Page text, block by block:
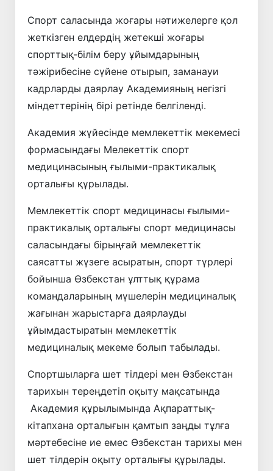
Спорт саласында жоғары нәтижелерге қол
жеткізген елдердің жетекші жоғары
спорттық-білім беру ұйымдарының
тәжірибесіне сүйене отырып, заманауи
кадрларды даярлау Академияның негізгі
міндеттерінің бірі ретінде белгіленді.
Академия жүйесінде мемлекеттік мекемесі
формасындағы Мелекеттік спорт
медицинасының ғылыми-практикалық
орталығы құрылады.
Мемлекеттiк спорт медицинасы ғылыми-
практикалық орталығы спорт медицинасы
саласындағы бiрыңғай мемлекеттiк
саясатты жүзеге асыратын, спорт түрлері
бойынша Өзбекстан ұлттық құрама
командаларының мүшелерiн медициналық
жағынан жарыстарға даярлауды
ұйымдастыратын мемлекеттiк
медициналық мекеме болып табылады.
Спортшыларға шет тілдері мен Өзбекстан
тарихын тереңдетіп оқыту мақсатында
Академия құрылымында Ақпараттық-
кітапхана орталығын қамтып заңды тұлға
мәртебесіне ие емес Өзбекстан тарихы мен
шет тілдерін оқыту орталығы құрылады.